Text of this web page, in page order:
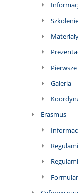
Galeria
Erasmus